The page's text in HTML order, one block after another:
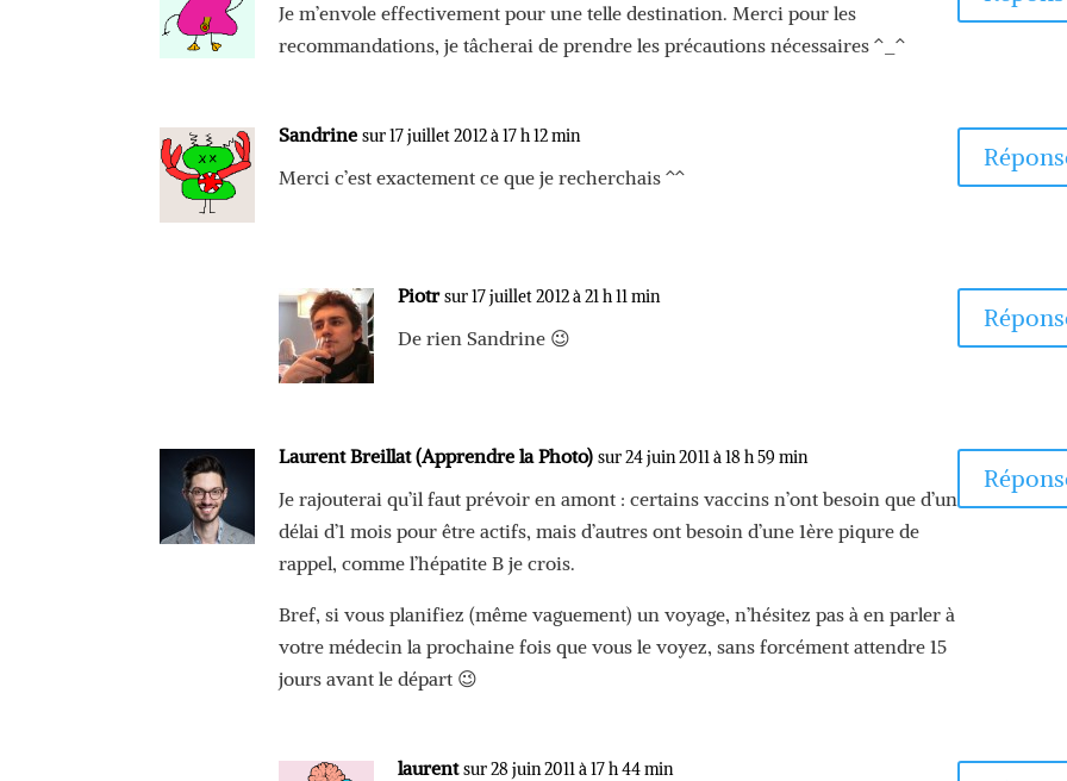
Je m’envole effectivement pour une telle destination. Merci pour les
recommandations, je tâcherai de prendre les précautions nécessaires ^_^
Sandrine sur 17 juillet 2012 à 17 h 12 min
Merci c’est exactement ce que je recherchais ^^
Piotr sur 17 juillet 2012 à 21 h 11 min
De rien Sandrine 😉
Laurent Breillat (Apprendre la Photo) sur 24 juin 2011 à 18 h 59 min
Je rajouterai qu’il faut prévoir en amont : certains vaccins n’ont besoin que d’un
délai d’1 mois pour être actifs, mais d’autres ont besoin d’une 1ère piqure de
rappel, comme l’hépatite B je crois.
Bref, si vous planifiez (même vaguement) un voyage, n’hésitez pas à en parler à
votre médecin la prochaine fois que vous le voyez, sans forcément attendre 15
jours avant le départ 😉
laurent sur 28 juin 2011 à 17 h 44 min